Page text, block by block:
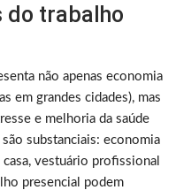
do trabalho
não apenas economia
em grandes cidades), mas
e melhoria da saúde
substanciais: economia
vestuário profissional
presencial podem